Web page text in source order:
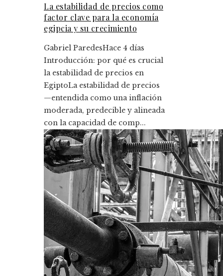
La estabilidad de precios como
factor clave para la economía
egipcia y su crecimiento
Gabriel ParedesHace 4 días
Introducción: por qué es crucial
la estabilidad de precios en
EgiptoLa estabilidad de precios
—entendida como una inflación
moderada, predecible y alineada
con la capacidad de comp...